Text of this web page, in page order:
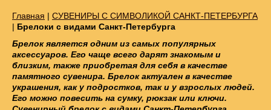
Главная | СУВЕНИРЫ С СИМВОЛИКОЙ САНКТ-ПЕТЕРБУРГА
| Брелоки с видами Санкт-Петербурга
Брелок является одним из самых популярных
аксессуаров. Его чаще всего дарят знакомым и
близким, также приобретая для себя в качестве
памятного сувенира. Брелок актуален в качестве
украшения, как у подростков, так и у взрослых людей.
Его можно повесить на сумку, рюкзак или ключи.